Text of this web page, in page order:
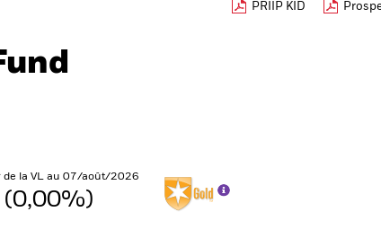
PRIIP KID
de la VL au 07/août/2026
(0,00%)